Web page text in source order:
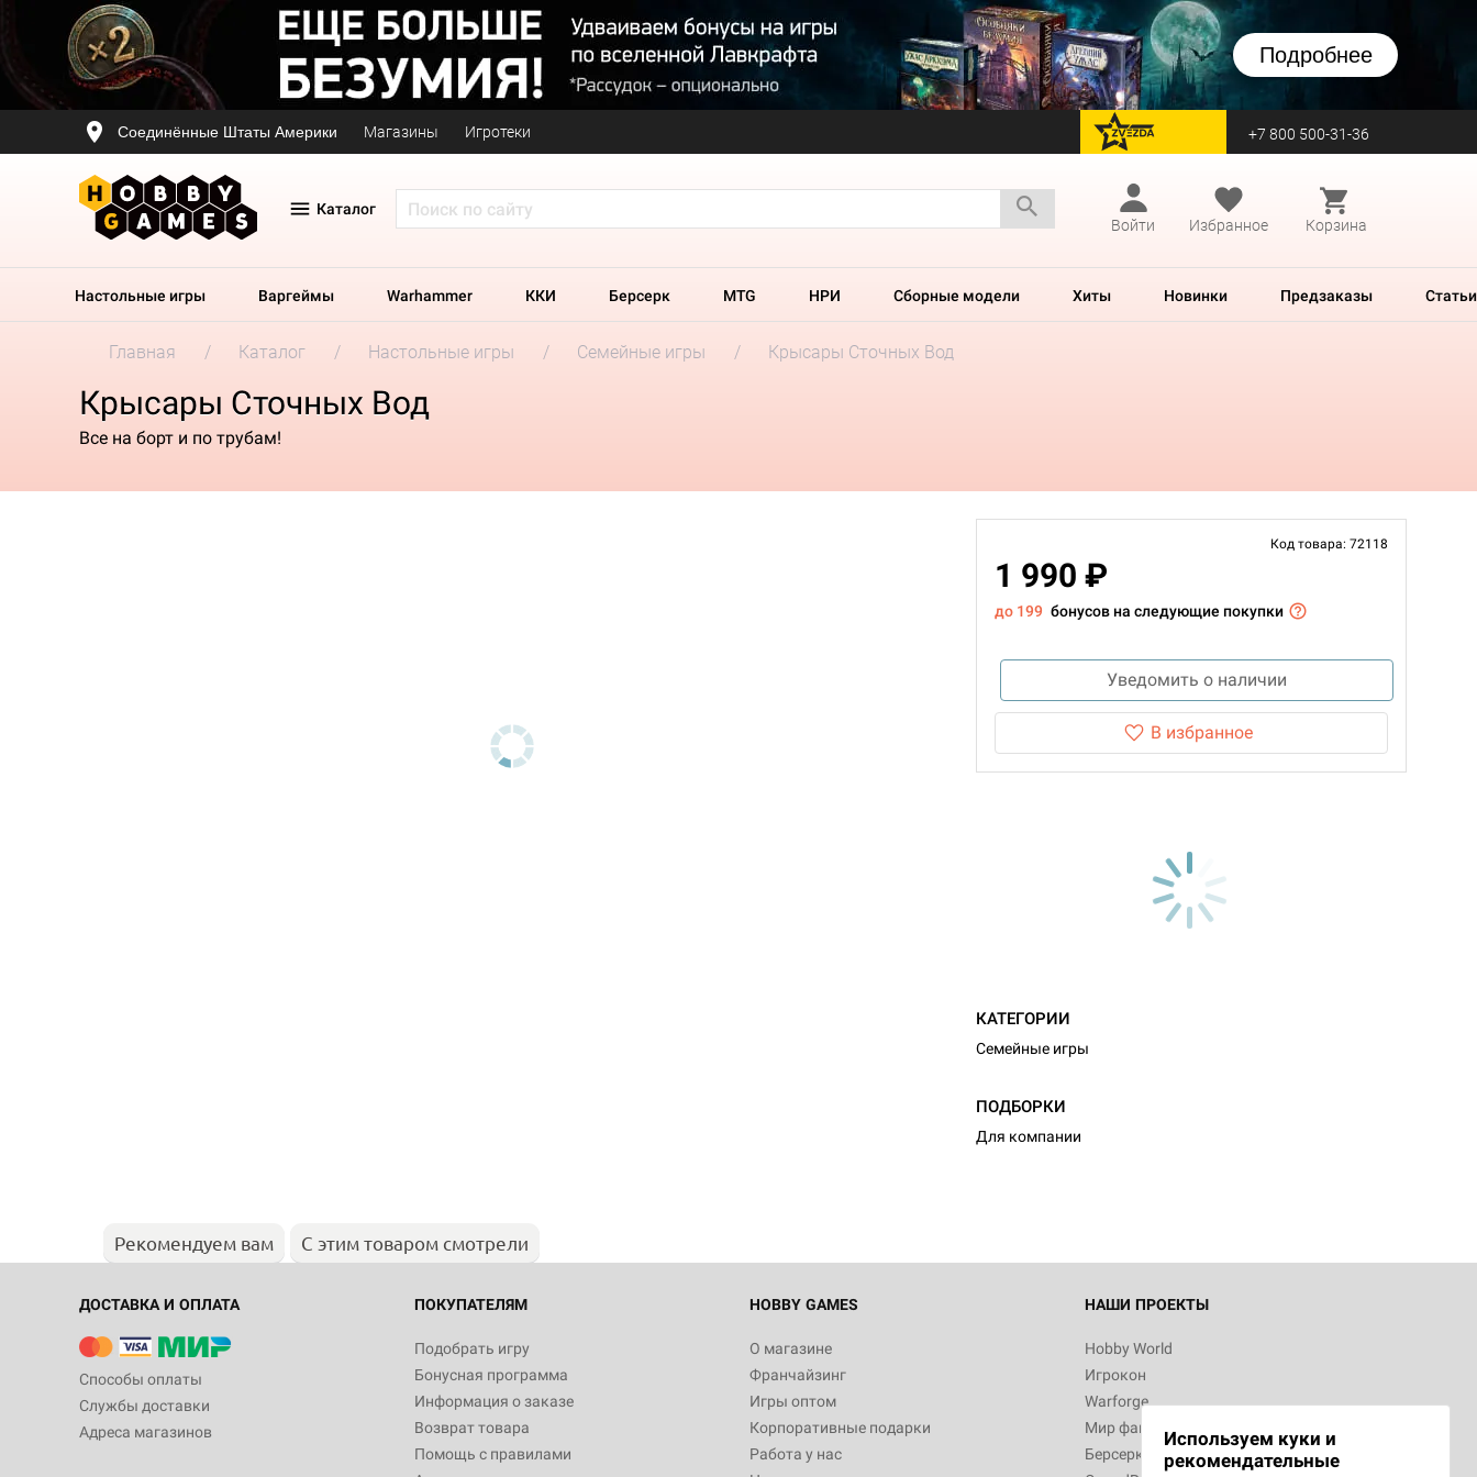
Подробнее
Соединённые Штаты Америки Магазины Игротеки перейти на Zvezda +7 800 500-31-36
Каталог
Войти
Избранное Корзина
Настольные игры Варгеймы Warhammer ККИ Берсерк MTG НРИ Сборные модели Хиты Новинки Предзаказы Статьи
Главная Каталог Настольные игры Семейные игры Крысары Сточных Вод
Крысары Сточных Вод
Все на борт и по трубам!
Код товара: 72118
1 990 ₽
до 199 бонусов на следующие покупки
Уведомить о наличии
В избранное
КАТЕГОРИИ
Семейные игры
ПОДБОРКИ
Для компании
Рекомендуем вам С этим товаром смотрели
ДОСТАВКА И ОПЛАТА
Способы оплаты
Службы доставки
Адреса магазинов
ПОКУПАТЕЛЯМ
Подобрать игру
Бонусная программа
Информация о заказе
Возврат товара
Помощь с правилами
HOBBY GAMES
О магазине
Франчайзинг
Игры оптом
Корпоративные подарки
Работа у нас
НАШИ ПРОЕКТЫ
Hobby World
Игрокон
Warforge
Мир фантастики
Берсерк
Используем куки и
рекомендательные